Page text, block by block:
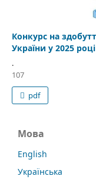
Конкурс на
України у 2025 році
.
107
pdf
Мова
English
Українська